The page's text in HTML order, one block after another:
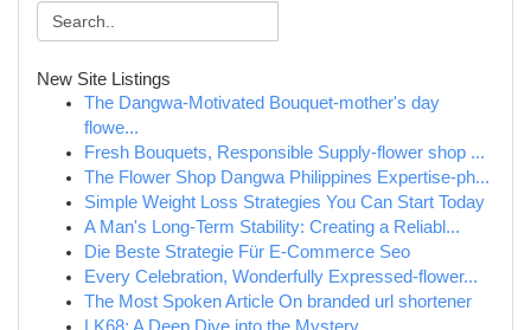
New Site Listings
The Dangwa-Motivated Bouquet-mother's day
flowe...
Fresh Bouquets, Responsible Supply-flower shop ...
The Flower Shop Dangwa Philippines Expertise-ph...
Simple Weight Loss Strategies You Can Start Today
A Man's Long-Term Stability: Creating a Reliabl...
Die Beste Strategie Für E-Commerce Seo
Every Celebration, Wonderfully Expressed-flower...
The Most Spoken Article On branded url shortener